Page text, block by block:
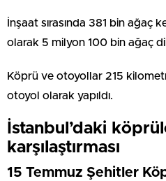
İnşaat sırasında 381 bin ağaç
olarak 5 milyon 100 bin ağaç
Köprü ve otoyollar 215
otoyol olarak yapıldı.
İstanbul’daki
karşılaştırması
15 Temmuz Şehitler